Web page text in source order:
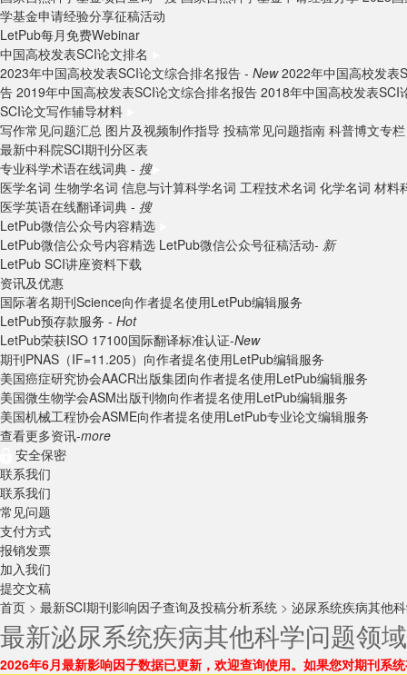
学基金申请经验分享征稿活动
LetPub每月免费Webinar
中国高校发表SCI论文排名
2023年中国高校发表SCI论文综合排名报告 - New 2022年中国高校发表
告 2019年中国高校发表SCI论文综合排名报告 2018年中国高校发表SCI
SCI论文写作辅导材料
写作常见问题汇总 图片及视频制作指导 投稿常见问题指南 科普博文专栏
最新中科院SCI期刊分区表
专业科学术语在线词典 - 搜
医学名词 生物学名词 信息与计算科学名词 工程技术名词 化学名词 材料
医学英语在线翻译词典 - 搜
LetPub微信公众号内容精选
LetPub微信公众号内容精选 LetPub微信公众号征稿活动- 新
LetPub SCI讲座资料下载
资讯及优惠
国际著名期刊Science向作者提名使用LetPub编辑服务
LetPub预存款服务 - Hot
LetPub荣获ISO 17100国际翻译标准认证-New
期刊PNAS（IF=11.205）向作者提名使用LetPub编辑服务
美国癌症研究协会AACR出版集团向作者提名使用LetPub编辑服务
美国微生物学会ASM出版刊物向作者提名使用LetPub编辑服务
美国机械工程协会ASME向作者提名使用LetPub专业论文编辑服务
查看更多资讯-more
安全保密
联系我们
联系我们
常见问题
支付方式
报销发票
加入我们
提交文稿
首页 > 最新SCI期刊影响因子查询及投稿分析系统 > 泌尿系统疾病其他
最新泌尿系统疾病其他科学问题领
2026年6月最新影响因子数据已更新，欢迎查询使用。 如果您对期刊系